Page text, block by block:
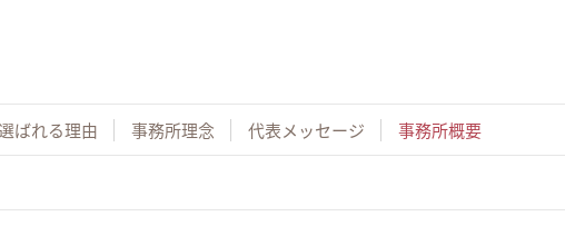
ばれる理由 事務所理念 代表メッセージ 事務所概要